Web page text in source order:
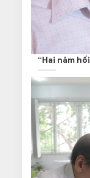
“Hai năm